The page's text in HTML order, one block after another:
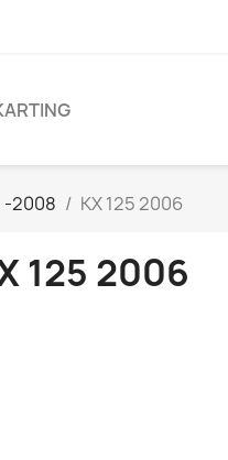
-2008 KX 125 2006
125 2006